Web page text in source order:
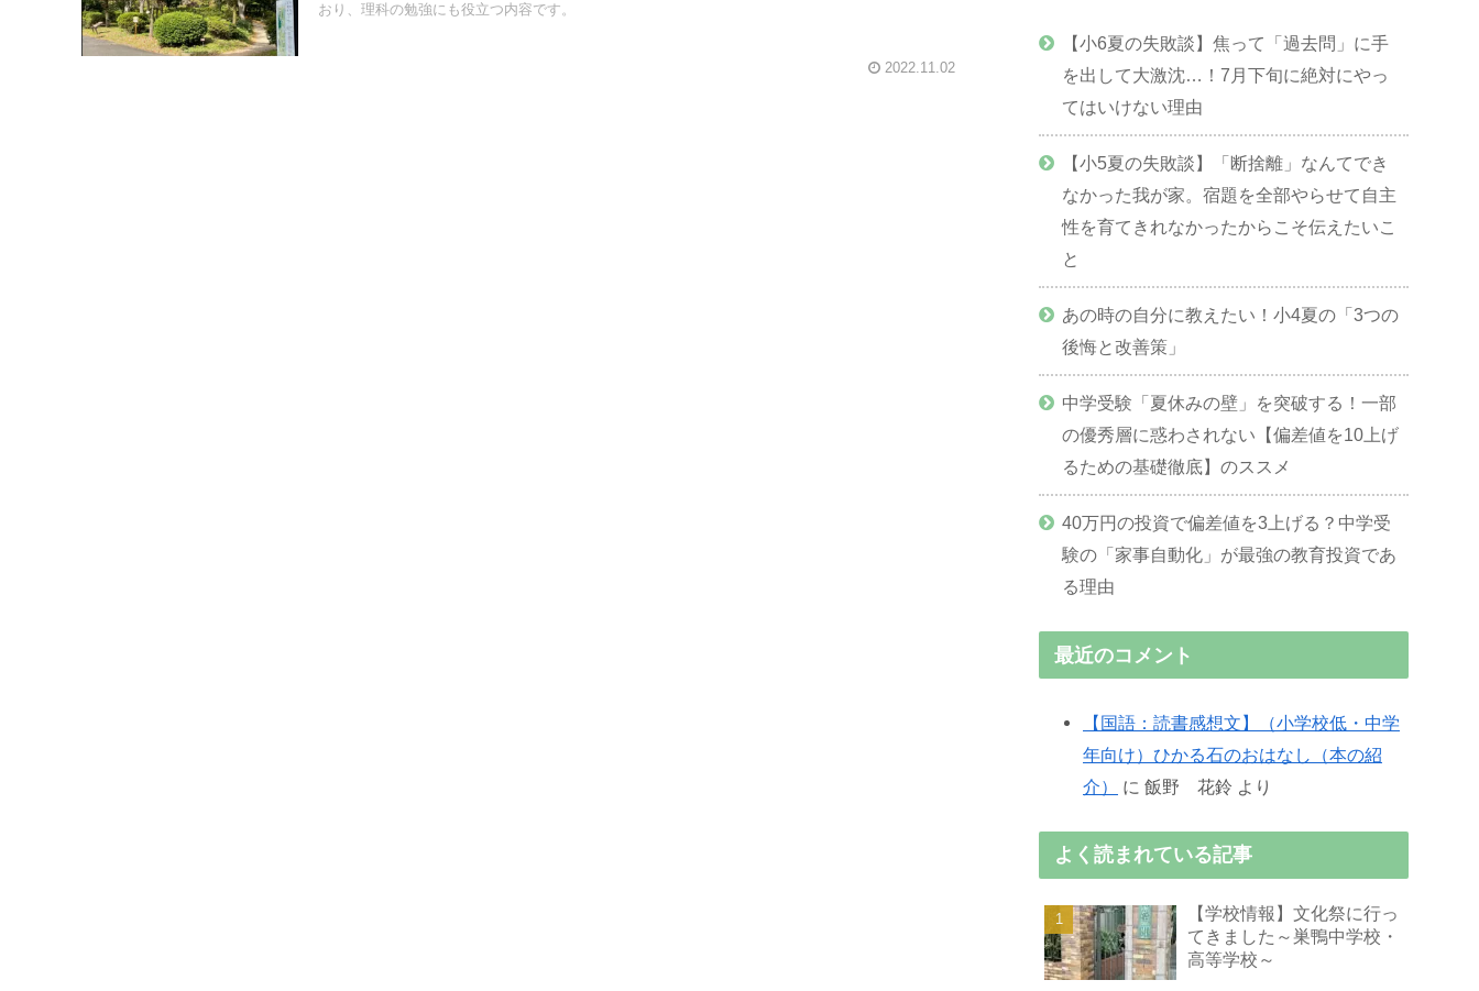
おり、理科の勉強にも役立つ内容です。
2022.11.02
【小6夏の失敗談】焦って「過去問」に手
を出して大激沈…！7月下旬に絶対にやっ
てはいけない理由
【小5夏の失敗談】「断捨離」なんてでき
なかった我が家。宿題を全部やらせて自主
性を育てきれなかったからこそ伝えたいこ
と
あの時の自分に教えたい！小4夏の「3つの
後悔と改善策」
中学受験「夏休みの壁」を突破する！一部
の優秀層に惑わされない【偏差値を10上げ
るための基礎徹底】のススメ
40万円の投資で偏差値を3上げる？中学受
験の「家事自動化」が最強の教育投資であ
る理由
最近のコメント
【国語：読書感想文】（小学校低・中学
年向け）ひかる石のおはなし（本の紹
介）
に 飯野 花鈴 より
よく読まれている記事
【学校情報】文化祭に行っ
てきました～巣鴨中学校・
高等学校～